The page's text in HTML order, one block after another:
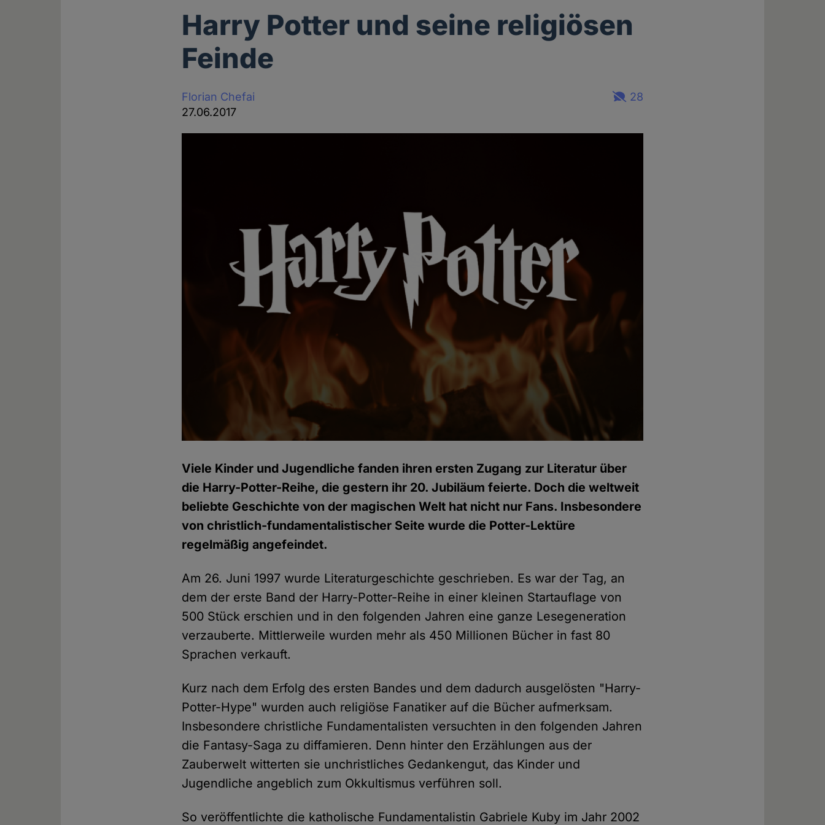
Harry Potter und seine religiösen
Feinde
Florian Chefai
27.06.2017
28
Viele Kinder und Jugendliche fanden ihren ersten Zugang zur Literatur über
die Harry-Potter-Reihe, die gestern ihr 20. Jubiläum feierte. Doch die weltweit
beliebte Geschichte von der magischen Welt hat nicht nur Fans. Insbesondere
von christlich-fundamentalistischer Seite wurde die Potter-Lektüre
regelmäßig angefeindet.
Am 26. Juni 1997 wurde Literaturgeschichte geschrieben. Es war der Tag, an
dem der erste Band der Harry-Potter-Reihe in einer kleinen Startauflage von
500 Stück erschien und in den folgenden Jahren eine ganze Lesegeneration
verzauberte. Mittlerweile wurden mehr als 450 Millionen Bücher in fast 80
Sprachen verkauft.
Kurz nach dem Erfolg des ersten Bandes und dem dadurch ausgelösten "Harry-
Potter-Hype" wurden auch religiöse Fanatiker auf die Bücher aufmerksam.
Insbesondere christliche Fundamentalisten versuchten in den folgenden Jahren
die Fantasy-Saga zu diffamieren. Denn hinter den Erzählungen aus der
Zauberwelt witterten sie unchristliches Gedankengut, das Kinder und
Jugendliche angeblich zum Okkultismus verführen soll.
So veröffentlichte die katholische Fundamentalistin Gabriele Kuby im Jahr 2002